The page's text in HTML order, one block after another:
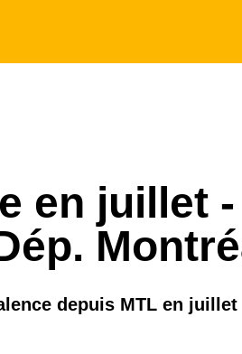
juillet -
depuis MTL en juillet